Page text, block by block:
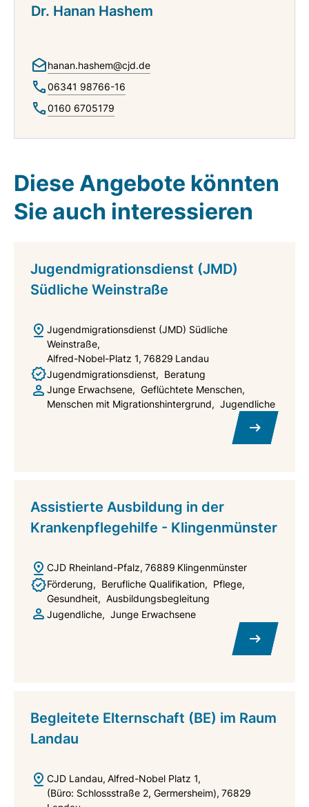
Dr. Hanan Hashem
hanan.hashem@cjd.de
06341 98766-16
0160 6705179
Diese Angebote könnten
Sie auch interessieren
Jugendmigrationsdienst (JMD)
Südliche Weinstraße
Jugendmigrationsdienst (JMD) Südliche
Weinstraße
Alfred-Nobel-Platz 1 76829 Landau
Jugendmigrationsdienst
Beratung
Junge Erwachsene
Geflüchtete Menschen
Menschen mit Migrationshintergrund
Jugendliche
Assistierte Ausbildung in der
Krankenpflegehilfe - Klingenmünster
CJD Rheinland-Pfalz 76889 Klingenmünster
Förderung
Berufliche Qualifikation
Pflege
Gesundheit
Ausbildungsbegleitung
Jugendliche
Junge Erwachsene
Begleitete Elternschaft (BE) im Raum
Landau
CJD Landau Alfred-Nobel Platz 1
(Büro: Schlossstraße 2, Germersheim) 76829